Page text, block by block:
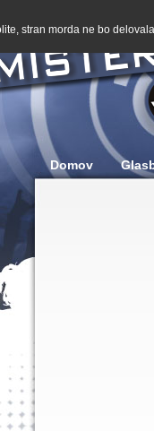
stran morda ne bo
Domov